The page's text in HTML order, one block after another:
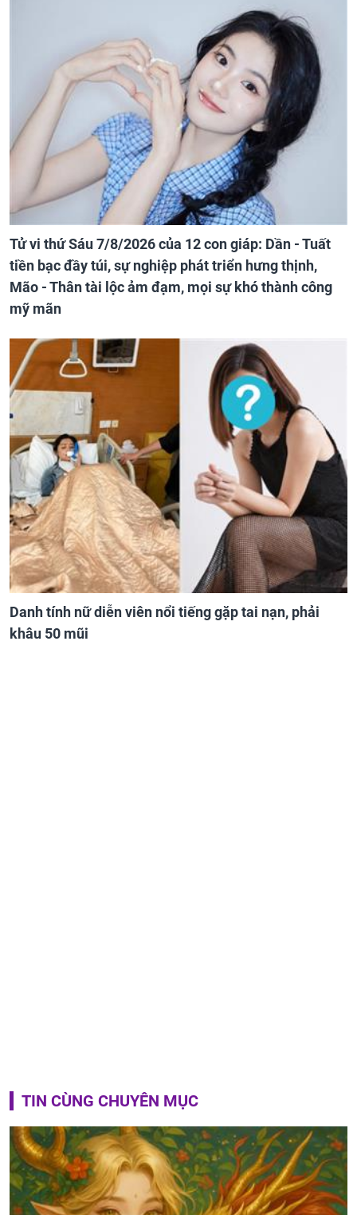
Tử vi thứ Sáu 7/8/2026 của 12 con giáp: Dần - Tuất
tiền bạc đầy túi, sự nghiệp phát triển hưng thịnh,
Mão - Thân tài lộc ảm đạm, mọi sự khó thành công
mỹ mãn
Danh tính nữ diễn viên nổi tiếng gặp tai nạn, phải
khâu 50 mũi
TIN CÙNG CHUYÊN MỤC